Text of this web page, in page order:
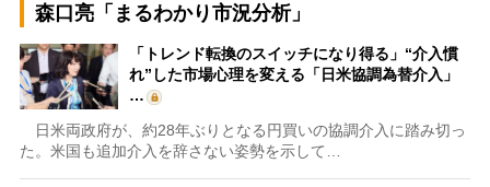
森口亮「まるわかり市況分析」
「トレンド転換のスイッチになり得る」“介入慣
れ”した市場心理を変える「日米協調為替介入」
…
日米両政府が、約28年ぶりとなる円買いの協調介入に踏み切っ
た。米国も追加介入を辞さない姿勢を示して…